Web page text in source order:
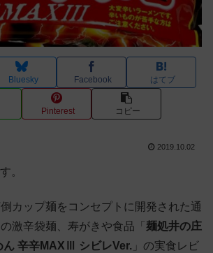
Bluesky Facebook はてブ
Pinterest コピー
2019.10.02
。
カップ麺をコンセプトに開発された通
激辛袋麺、寿がきや食品「 麺処井の庄
ん 辛辛MAXⅢ シビレVer. 」の実食レビ